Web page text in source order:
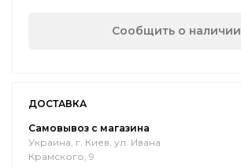
Сообщить о наличии
ДОСТАВКА
Самовывоз с магазина
Украина, г. Киев, ул. Ивана
Крамского, 9